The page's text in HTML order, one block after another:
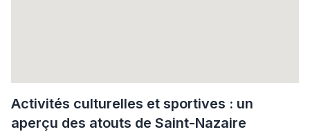
Activités culturelles et sportives : un
aperçu des atouts de Saint-Nazaire